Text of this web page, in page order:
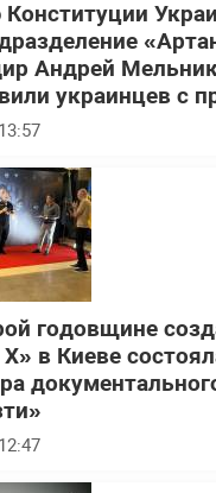
Андрей
украинцев с
годовщине
в Киеве